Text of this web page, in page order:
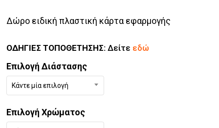
Δώρο ειδική πλαστική κάρτα εφαρμογής
ΟΔΗΓΙΕΣ ΤΟΠΟΘΕΤΗΣΗΣ: Δείτε εδώ
Επιλογή Διάστασης
Κάντε μία επιλογή
Επιλογή Χρώματος